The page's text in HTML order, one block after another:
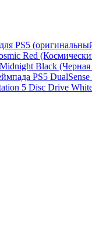
PS5
Red
Black
PS5
5 Disc Drive